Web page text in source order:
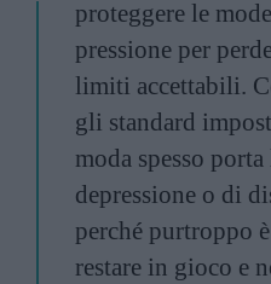
proteggere le
pressione per
limiti accettabili.
gli standard
moda spesso
depressione o di
perché purtroppo
restare in gioco e